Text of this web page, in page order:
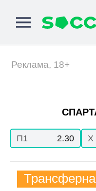
Реклама, 18+
П1 2.30 X